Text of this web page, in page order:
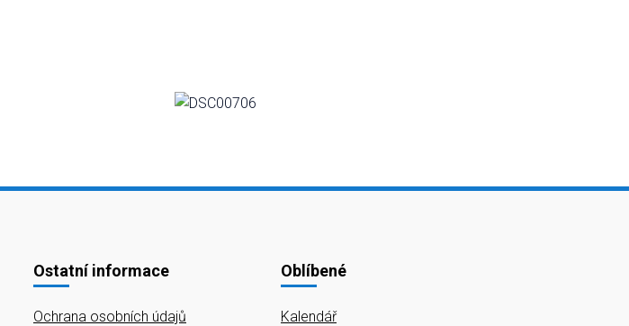
Ostatní informace
Ochrana osobních údajů
Oblíbené
Kalendář